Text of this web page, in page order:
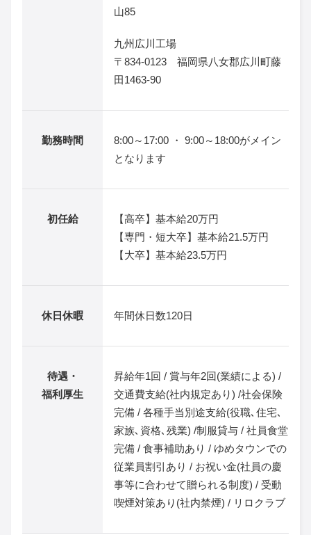
山85
九州広川工場
〒834-0123 福岡県八女郡広川町藤
田1463-90
勤務時間
8:00～17:00 ・ 9:00～18:00がメイン
となります
初任給
【高卒】基本給20万円
【専門・短大卒】基本給21.5万円
【大卒】基本給23.5万円
休日休暇 年間休日数120日
待遇・
福利厚生
昇給年1回 / 賞与年2回(業績による) /
交通費支給(社内規定あり) /社会保険
完備 / 各種手当別途支給(役職､住宅､
家族､資格､残業) /制服貸与 / 社員食堂
完備 / 食事補助あり / ゆめタウンでの
従業員割引あり / お祝い金(社員の慶
事等に合わせて贈られる制度) / 受動
喫煙対策あり(社内禁煙) / リロクラブ